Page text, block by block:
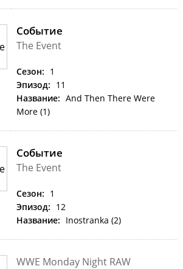
Событие
The Event
Сезон: 1
Эпизод: 11
Название: And Then There Were
More (1)
Событие
The Event
Сезон: 1
Эпизод: 12
Название: Inostranka (2)
WWE Monday Night RAW